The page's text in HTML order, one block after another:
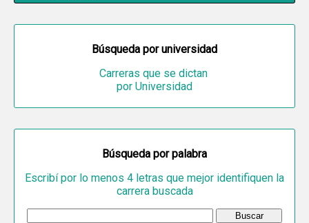
Búsqueda por universidad
Carreras que se dictan
por Universidad
Búsqueda por palabra
Escribí por lo menos 4 letras que mejor identifiquen la
carrera buscada